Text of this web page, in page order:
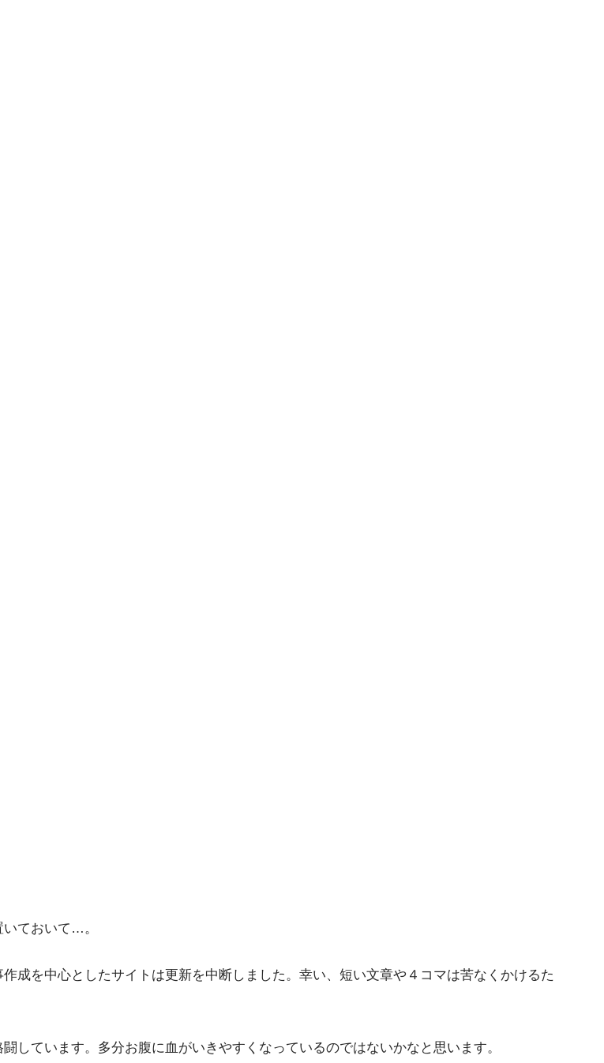
ておいて…。
成を中心としたサイトは更新を中断しました。幸い、短い文章や４コマは苦なくかけるた
ています。多分お腹に血がいきやすくなっているのではないかなと思います。